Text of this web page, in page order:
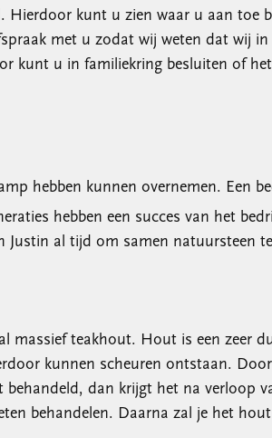
kunt u zien waar u aan toe
met u zodat wij weten dat wij
kunt u in familiekring besluiten of
hebben kunnen overnemen. Een
hebben een succes van het
al tijd om samen natuursteen
massief teakhout. Hout is een zeer
kunnen scheuren ontstaan.
dan krijgt het na verloop
behandelen. Daarna zal je het